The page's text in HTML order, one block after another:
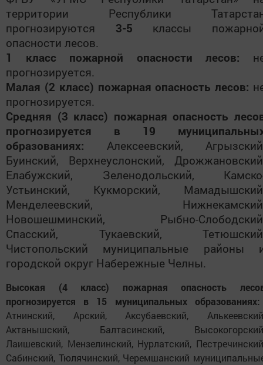
территории Республики
прогнозируются 3-5 классы
опасности лесов.
1 класс пожарной опасности лесов:
прогнозируется.
Малая (2 класс) пожарная опасность лесов:
прогнозируется.
Средняя (3 класс) пожарная опасность
прогнозируется в 19
образованиях: Алексеевский,
Буинский, Верхнеуслонский,
Елабужский, Зеленодольский,
Устьинский, Кукморский,
Менделеевский,
Новошешминский, Рыбно-
Спасский, Тукаевский,
Чистопольский муниципальные районы
городской округ Набережные Челны.
Высокая (4 класс) пожарная опасность
прогнозируется в 15 муниципальных образованиях:
Атнинский, Арский, Аксубаевский,
Актанышский, Балтасинский,
Лаишевский, Мензелинский, Нурлатский,
Сабинский, Тюлячинский, Черемшанский